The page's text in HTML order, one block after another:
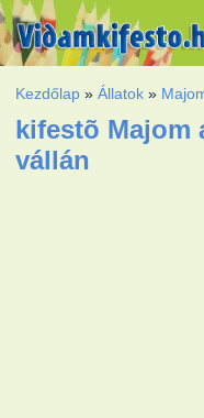
Kezdőlap »Állatok »
kifestõ Majom
vállán